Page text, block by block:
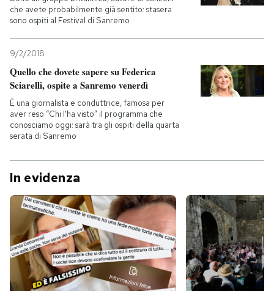
che avete probabilmente già sentito: stasera
sono ospiti al Festival di Sanremo
9/2/2018
Quello che dovete sapere su Federica
Sciarelli, ospite a Sanremo venerdì
È una giornalista e conduttrice, famosa per
aver reso “Chi l'ha visto” il programma che
conosciamo oggi: sarà tra gli ospiti della quarta
serata di Sanremo
In evidenza